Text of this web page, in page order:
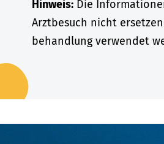
Hinweis: Die
Arztbesuch nicht
behandlung verwendet